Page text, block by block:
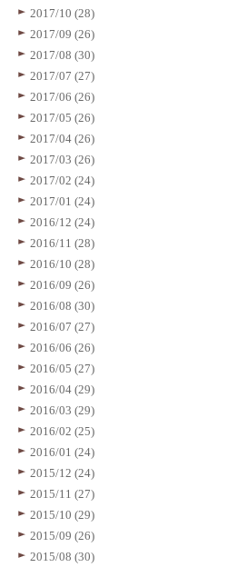
2017/10 (28)
2017/09 (26)
2017/08 (30)
2017/07 (27)
2017/06 (26)
2017/05 (26)
2017/04 (26)
2017/03 (26)
2017/02 (24)
2017/01 (24)
2016/12 (24)
2016/11 (28)
2016/10 (28)
2016/09 (26)
2016/08 (30)
2016/07 (27)
2016/06 (26)
2016/05 (27)
2016/04 (29)
2016/03 (29)
2016/02 (25)
2016/01 (24)
2015/12 (24)
2015/11 (27)
2015/10 (29)
2015/09 (26)
2015/08 (30)